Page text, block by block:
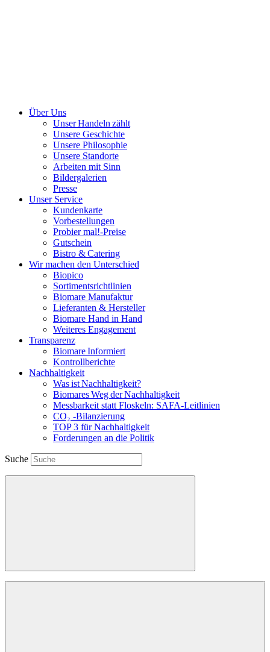
Über Uns
Unser Handeln zählt
Unsere Geschichte
Unsere Philosophie
Unsere Standorte
Arbeiten mit Sinn
Bildergalerien
Presse
Unser Service
Kundenkarte
Vorbestellungen
Probier mal!-Preise
Gutschein
Bistro & Catering
Wir machen den Unterschied
Biopico
Sortimentsrichtlinien
Biomare Manufaktur
Lieferanten & Hersteller
Biomare Hand in Hand
Weiteres Engagement
Transparenz
Biomare Informiert
Kontrollberichte
Nachhaltigkeit
Was ist Nachhaltigkeit?
Biomares Weg der Nachhaltigkeit
Messbarkeit statt Floskeln: SAFA-Leitlinien
CO₂ -Bilanzierung
TOP 3 für Nachhaltigkeit
Forderungen an die Politik
Suche